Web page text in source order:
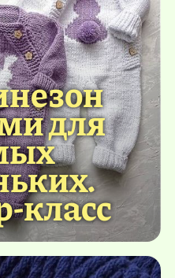
для
класс